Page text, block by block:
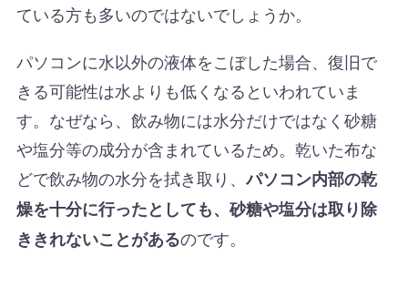
ている方も多いのではないでしょうか。
パソコンに水以外の液体をこぼした場合、復旧で
きる可能性は水よりも低くなるといわれていま
す。なぜなら、飲み物には水分だけではなく砂糖
や塩分等の成分が含まれているため。乾いた布な
どで飲み物の水分を拭き取り、パソコン内部の乾
燥を十分に行ったとしても、砂糖や塩分は取り除
ききれないことがあるのです。